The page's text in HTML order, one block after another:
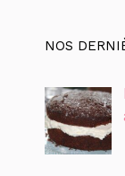
NOS